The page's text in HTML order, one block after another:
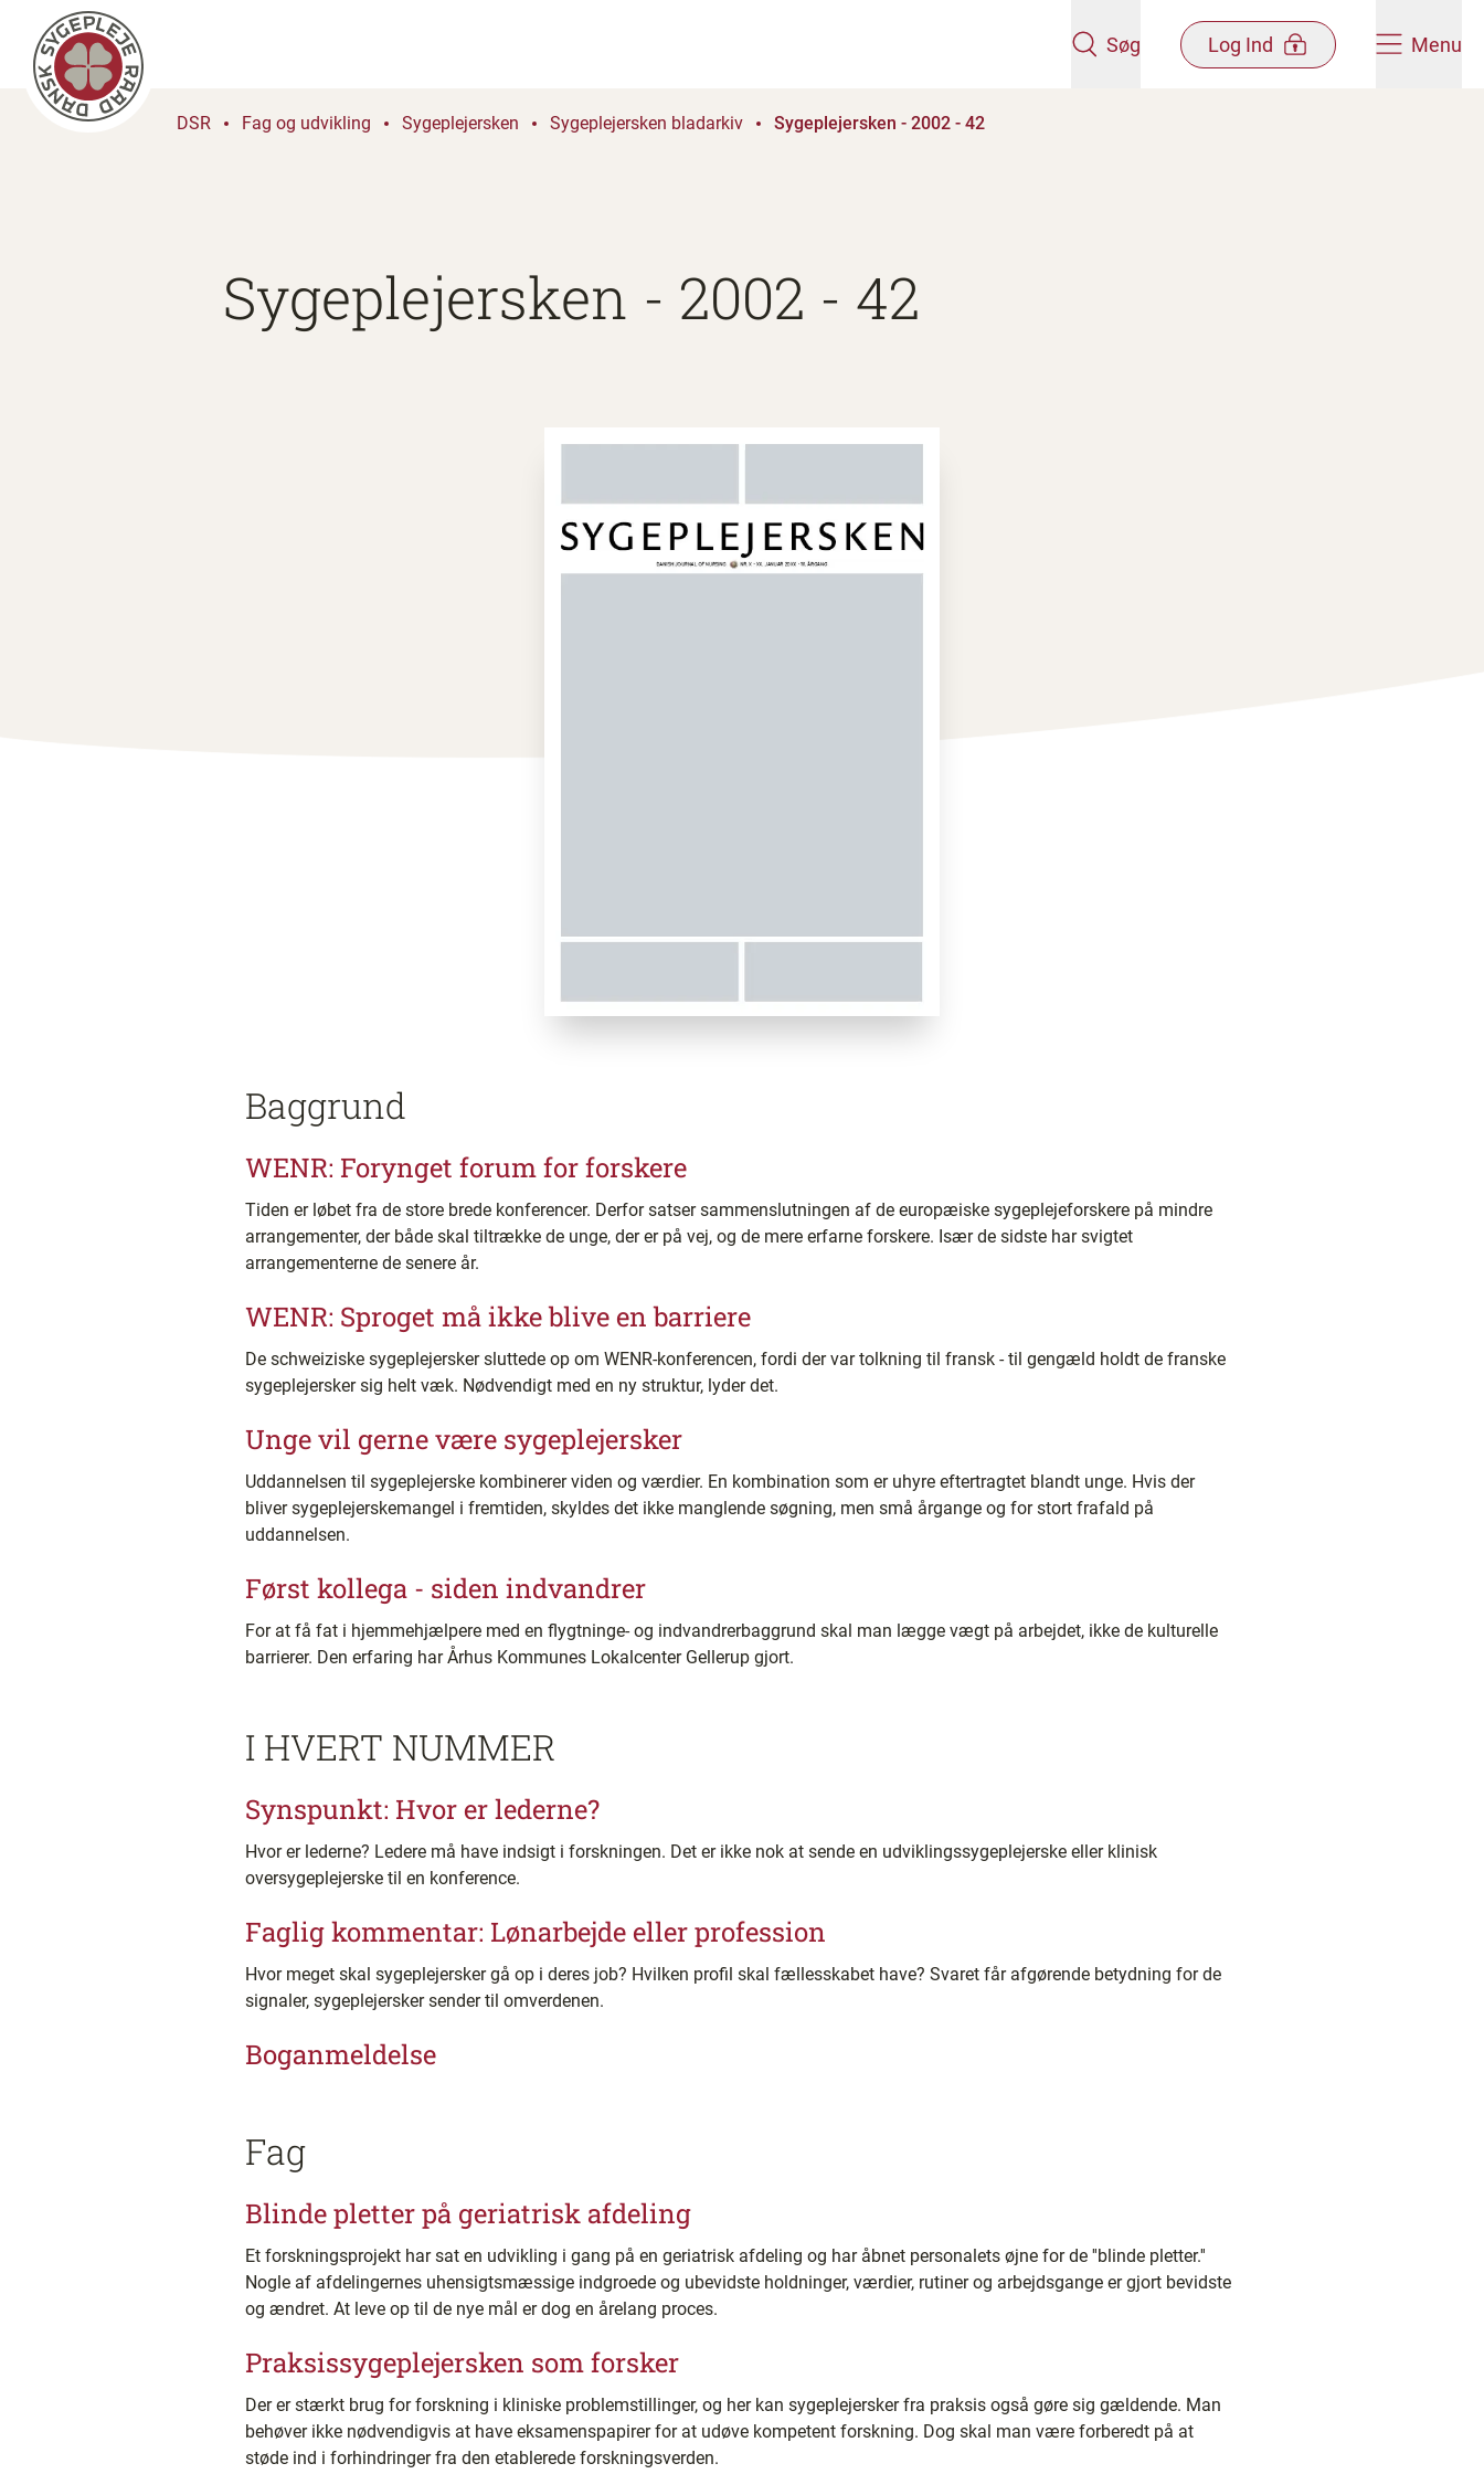
Søg Log Ind Menu
DSR Fag og udvikling Sygeplejersken Sygeplejersken bladarkiv Sygeplejersken - 2002 - 42
Sygeplejersken - 2002 - 42
Baggrund
WENR: Forynget forum for forskere
Tiden er løbet fra de store brede konferencer. Derfor satser sammenslutningen af de europæiske sygeplejeforskere på mindre
arrangementer, der både skal tiltrække de unge, der er på vej, og de mere erfarne forskere. Især de sidste har svigtet
arrangementerne de senere år.
WENR: Sproget må ikke blive en barriere
De schweiziske sygeplejersker sluttede op om WENR-konferencen, fordi der var tolkning til fransk - til gengæld holdt de franske
sygeplejersker sig helt væk. Nødvendigt med en ny struktur, lyder det.
Unge vil gerne være sygeplejersker
Uddannelsen til sygeplejerske kombinerer viden og værdier. En kombination som er uhyre eftertragtet blandt unge. Hvis der
bliver sygeplejerskemangel i fremtiden, skyldes det ikke manglende søgning, men små årgange og for stort frafald på
uddannelsen.
Først kollega - siden indvandrer
For at få fat i hjemmehjælpere med en flygtninge- og indvandrerbaggrund skal man lægge vægt på arbejdet, ikke de kulturelle
barrierer. Den erfaring har Århus Kommunes Lokalcenter Gellerup gjort.
I HVERT NUMMER
Synspunkt: Hvor er lederne?
Hvor er lederne? Ledere må have indsigt i forskningen. Det er ikke nok at sende en udviklingssygeplejerske eller klinisk
oversygeplejerske til en konference.
Faglig kommentar: Lønarbejde eller profession
Hvor meget skal sygeplejersker gå op i deres job? Hvilken profil skal fællesskabet have? Svaret får afgørende betydning for de
signaler, sygeplejersker sender til omverdenen.
Boganmeldelse
Fag
Blinde pletter på geriatrisk afdeling
Et forskningsprojekt har sat en udvikling i gang på en geriatrisk afdeling og har åbnet personalets øjne for de ''blinde pletter.''
Nogle af afdelingernes uhensigtsmæssige indgroede og ubevidste holdninger, værdier, rutiner og arbejdsgange er gjort bevidste
og ændret. At leve op til de nye mål er dog en årelang proces.
Praksissygeplejersken som forsker
Der er stærkt brug for forskning i kliniske problemstillinger, og her kan sygeplejersker fra praksis også gøre sig gældende. Man
behøver ikke nødvendigvis at have eksamenspapirer for at udøve kompetent forskning. Dog skal man være forberedt på at
støde ind i forhindringer fra den etablerede forskningsverden.